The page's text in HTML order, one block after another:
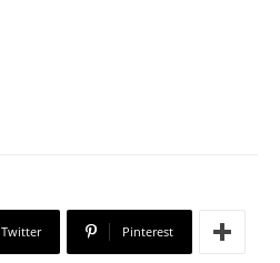
Twitter Pinterest